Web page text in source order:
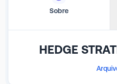
Sobre